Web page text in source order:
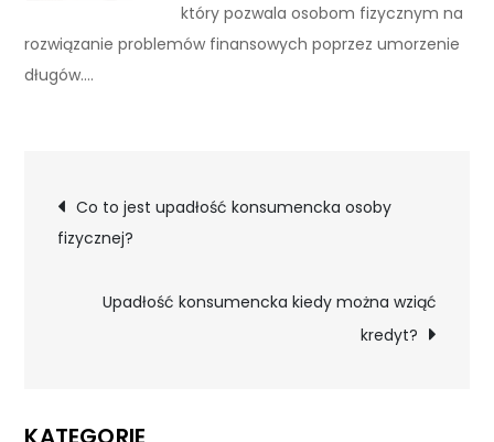
który pozwala osobom fizycznym na
rozwiązanie problemów finansowych poprzez umorzenie
długów.…
Nawigacja
wpisu
Co to jest upadłość konsumencka osoby
fizycznej?
Upadłość konsumencka kiedy można wziąć
kredyt?